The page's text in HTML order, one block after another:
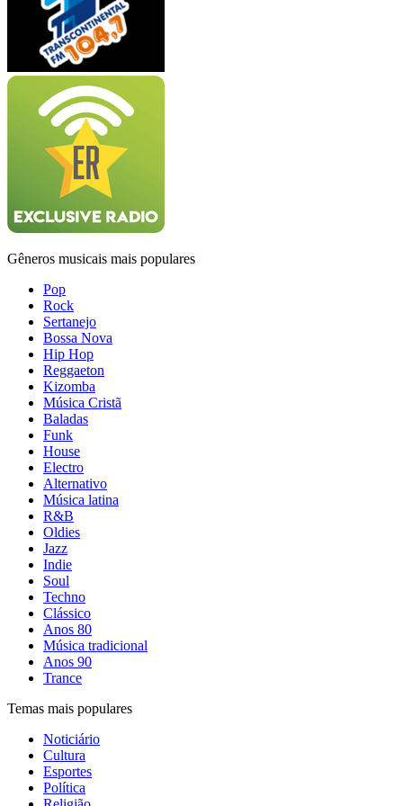
Gêneros musicais mais populares
Pop
Rock
Sertanejo
Bossa Nova
Hip Hop
Reggaeton
Kizomba
Música Cristã
Baladas
Funk
House
Electro
Alternativo
Música latina
R&B
Oldies
Jazz
Indie
Soul
Techno
Clássico
Anos 80
Música tradicional
Anos 90
Trance
Temas mais populares
Noticiário
Cultura
Esportes
Política